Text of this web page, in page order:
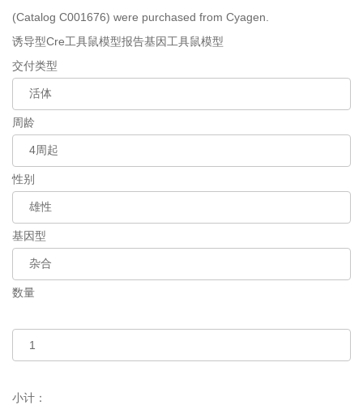
(Catalog C001676) were purchased from Cyagen.
诱导型Cre工具鼠模型报告基因工具鼠模型
交付类型
周龄
性别
基因型
数量
小计：